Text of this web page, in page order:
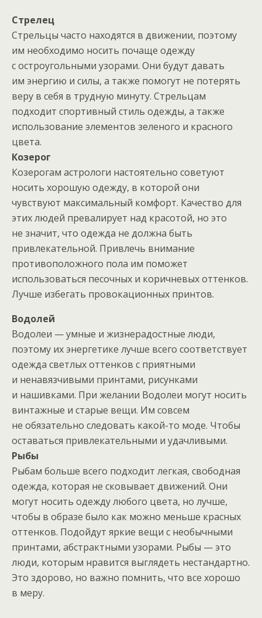
Стрелец
Стрельцы часто находятся в движении, поэтому
им необходимо носить почаще одежду
с остроугольными узорами. Они будут давать
им энергию и силы, а также помогут не потерять
веру в себя в трудную минуту. Стрельцам
подходит спортивный стиль одежды, а также
использование элементов зеленого и красного
цвета.
Козерог
Козерогам астрологи настоятельно советуют
носить хорошую одежду, в которой они
чувствуют максимальный комфорт. Качество для
этих людей превалирует над красотой, но это
не значит, что одежда не должна быть
привлекательной. Привлечь внимание
противоположного пола им поможет
использоваться песочных и коричневых оттенков.
Лучше избегать провокационных принтов.
Водолей
Водолеи — умные и жизнерадостные люди,
поэтому их энергетике лучше всего соответствует
одежда светлых оттенков с приятными
и ненавязчивыми принтами, рисунками
и нашивками. При желании Водолеи могут носить
винтажные и старые вещи. Им совсем
не обязательно следовать какой-то моде. Чтобы
оставаться привлекательными и удачливыми.
Рыбы
Рыбам больше всего подходит легкая, свободная
одежда, которая не сковывает движений. Они
могут носить одежду любого цвета, но лучше,
чтобы в образе было как можно меньше красных
оттенков. Подойдут яркие вещи с необычными
принтами, абстрактными узорами. Рыбы — это
люди, которым нравится выглядеть нестандартно.
Это здорово, но важно помнить, что все хорошо
в меру.